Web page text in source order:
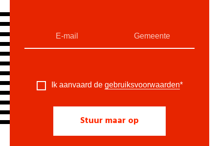
Ik aanvaard de gebruiksvoorwaarden*